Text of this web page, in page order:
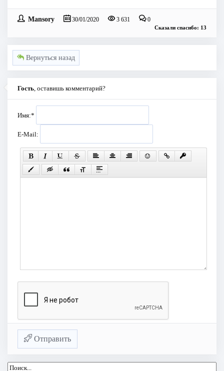
Mansory 30/01/2020 3 631 0
Сказали спасибо: 13
Вернуться назад
Гость , оставишь комментарий?
Имя:*
E-Mail:
Отправить